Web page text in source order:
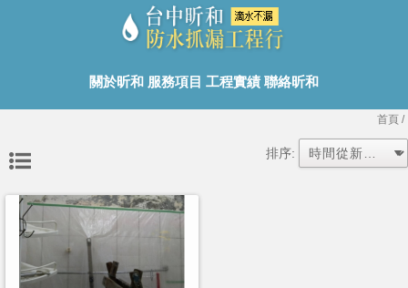
關於昕和 服務項目 工程實績 聯絡昕和
首頁/
排序: